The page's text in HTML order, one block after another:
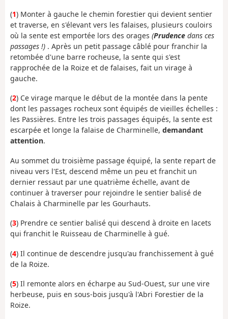
(1) Monter à gauche le chemin forestier qui devient sentier
et traverse, en s'élevant vers les falaises, plusieurs couloirs
où la sente est emportée lors des orages (Prudence dans ces
passages !) . Après un petit passage câblé pour franchir la
retombée d'une barre rocheuse, la sente qui s'est
rapprochée de la Roize et de falaises, fait un virage à
gauche.
(2) Ce virage marque le début de la montée dans la pente
dont les passages rocheux sont équipés de vieilles échelles :
les Passières. Entre les trois passages équipés, la sente est
escarpée et longe la falaise de Charminelle, demandant
attention.
Au sommet du troisième passage équipé, la sente repart de
niveau vers l'Est, descend même un peu et franchit un
dernier ressaut par une quatrième échelle, avant de
continuer à traverser pour rejoindre le sentier balisé de
Chalais à Charminelle par les Gourhauts.
(3) Prendre ce sentier balisé qui descend à droite en lacets
qui franchit le Ruisseau de Charminelle à gué.
(4) Il continue de descendre jusqu'au franchissement à gué
de la Roize.
(5) Il remonte alors en écharpe au Sud-Ouest, sur une vire
herbeuse, puis en sous-bois jusqu'à l'Abri Forestier de la
Roize.